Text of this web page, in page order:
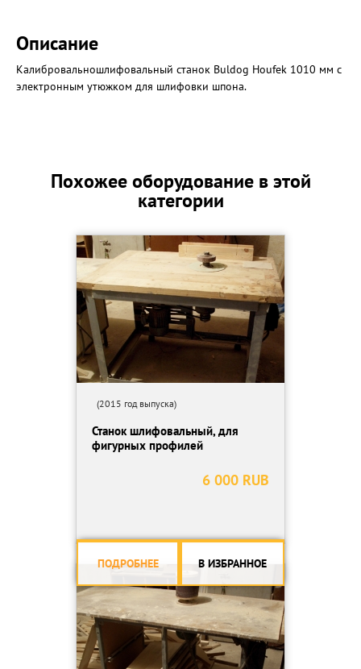
Описание
Калибровальношлифовальный станок Buldog Houfek 1010 мм с
электронным утюжком для шлифовки шпона.
Похожее оборудование в этой
категории
(2015 год выпуска)
Станок шлифовальный, для
фигурных профилей
6 000 RUB
ПОДРОБНЕЕ В ИЗБРАННОЕ